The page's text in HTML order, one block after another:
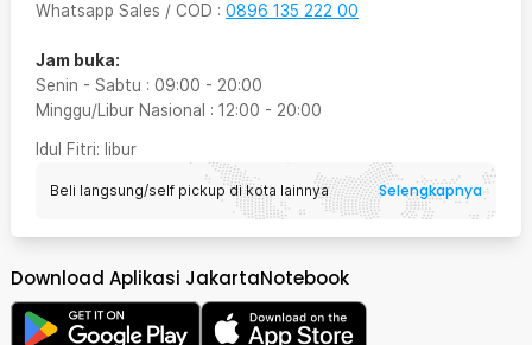
Whatsapp Sales / COD : 0896 135 222 00
Jam buka:
Senin - Sabtu : 09:00 - 20:00
Minggu/Libur Nasional : 12:00 - 20:00
Idul Fitri: libur
Beli langsung/self pickup di kota lainnya Selengkapnya
Download Aplikasi JakartaNotebook